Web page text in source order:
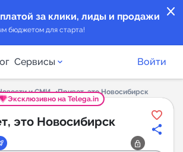
close
за клики, лиды и продажи
бюджетом для старта!
Сервисы Войти
и СМИ
Привет, это Новосибирск
Эксклюзивно на Telega.in
это Новосибирск